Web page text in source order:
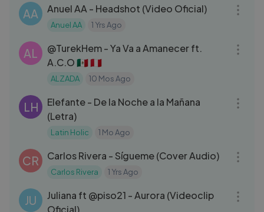
AA Anuel AA - Headshot (Video Oficial)
Anuel AA 1 Yrs Ago
AL
‪@TurekHem‬ - Ya Va a Amanecer ft.
A.C.O 🇲🇽 🇵🇪
ALZADA 10 Mos Ago
LH
Elefante - De la Noche a la Mañana
(Letra)
Latin Holic 1 Mo Ago
CR Carlos Rivera - Sígueme (Cover Audio)
Carlos Rivera 1 Yrs Ago
JU
Juliana ft @piso21 - Aurora (Videoclip
Oficial)